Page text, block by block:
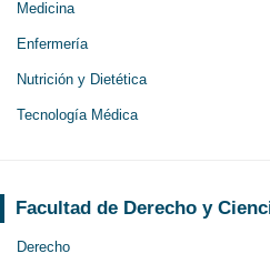
Medicina
Enfermería
Nutrición y Dietética
Tecnología Médica
Facultad de Derecho y
Derecho